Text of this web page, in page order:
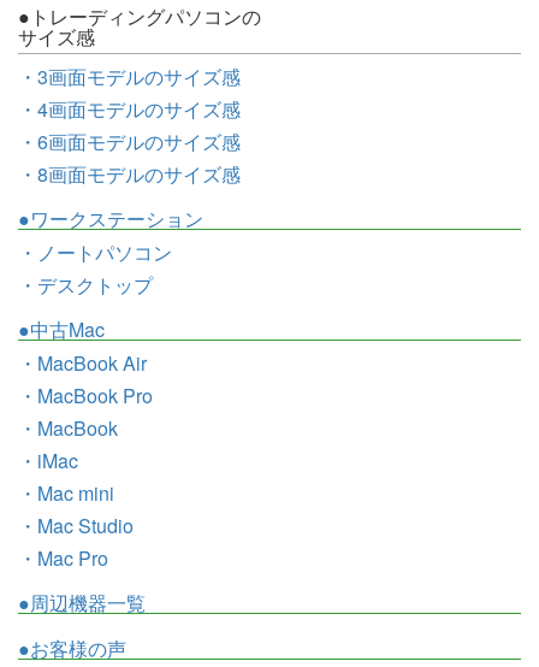
●トレーディングパソコンの
サイズ感
・3画面モデルのサイズ感
・4画面モデルのサイズ感
・6画面モデルのサイズ感
・8画面モデルのサイズ感
●ワークステーション
・ノートパソコン
・デスクトップ
●中古Mac
・MacBook Air
・MacBook Pro
・MacBook
・iMac
・Mac mini
・Mac Studio
・Mac Pro
●周辺機器一覧
●お客様の声